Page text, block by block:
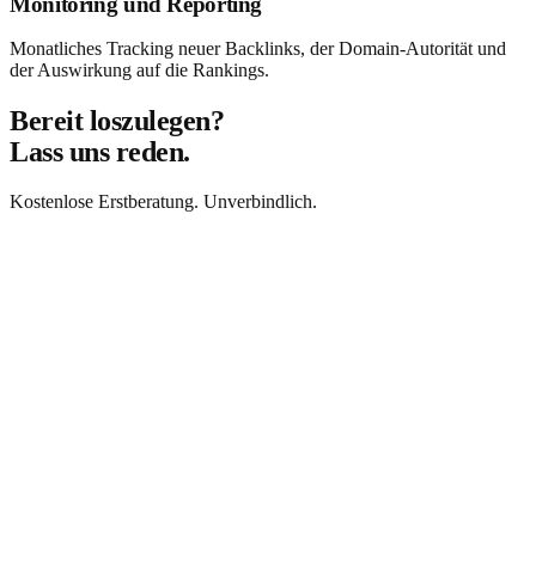
Monatliches Tracking neuer Backlinks, der Domain-Autorität und
der Auswirkung auf die Rankings.
Bereit loszulegen?
Lass uns reden.
Kostenlose Erstberatung. Unverbindlich.